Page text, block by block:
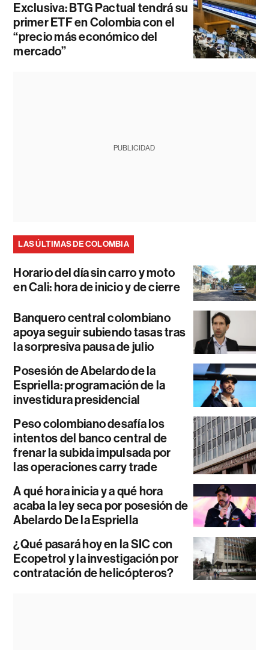
Exclusiva: BTG Pactual tendrá su
primer ETF en Colombia con el
“precio más económico del
mercado”
PUBLICIDAD
LAS ÚLTIMAS DE COLOMBIA
Horario del día sin carro y moto
en Cali: hora de inicio y de cierre
Banquero central colombiano
apoya seguir subiendo tasas tras
la sorpresiva pausa de julio
Posesión de Abelardo de la
Espriella: programación de la
investidura presidencial
Peso colombiano desafía los
intentos del banco central de
frenar la subida impulsada por
las operaciones carry trade
A qué hora inicia y a qué hora
acaba la ley seca por posesión de
Abelardo De la Espriella
¿Qué pasará hoy en la SIC con
Ecopetrol y la investigación por
contratación de helicópteros?